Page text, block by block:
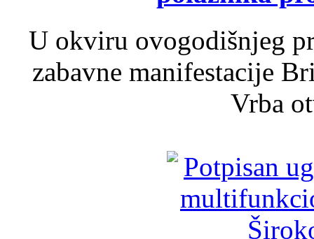
U okviru ovogodišnjeg
zabavne manifestacije
Vrba